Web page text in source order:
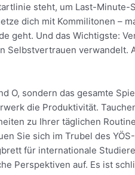
steht, um Last-Minute-
dich mit Kommilitonen –
geht. Und das Wichtigste:
Selbstvertrauen verwandelt.
O, sondern das gesamte
die Produktivität.
zu Ihrer täglichen
Sie sich im Trubel des YÖS-
für internationale
Perspektiven auf. Es ist